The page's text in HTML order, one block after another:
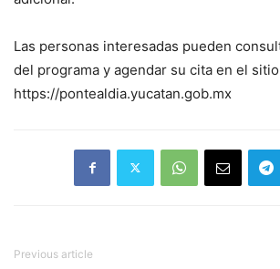
Las personas interesadas pueden
del programa y agendar su cita en el
https://pontealdia.yucatan.gob.mx
Previous article